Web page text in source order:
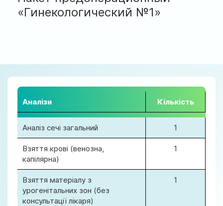
ул. Соборная, 128/1, г. Ирпень
official@test.test.vesta-med.com
Мы в соц. сетях
«Гинекологический №1»
Аналізи Кількість
Аналіз сечі загальний 1
Взяття крові (венозна,
капілярна)
1
Взяття матеріалу з
урогенітальних зон (без
консультації лікаря)
1